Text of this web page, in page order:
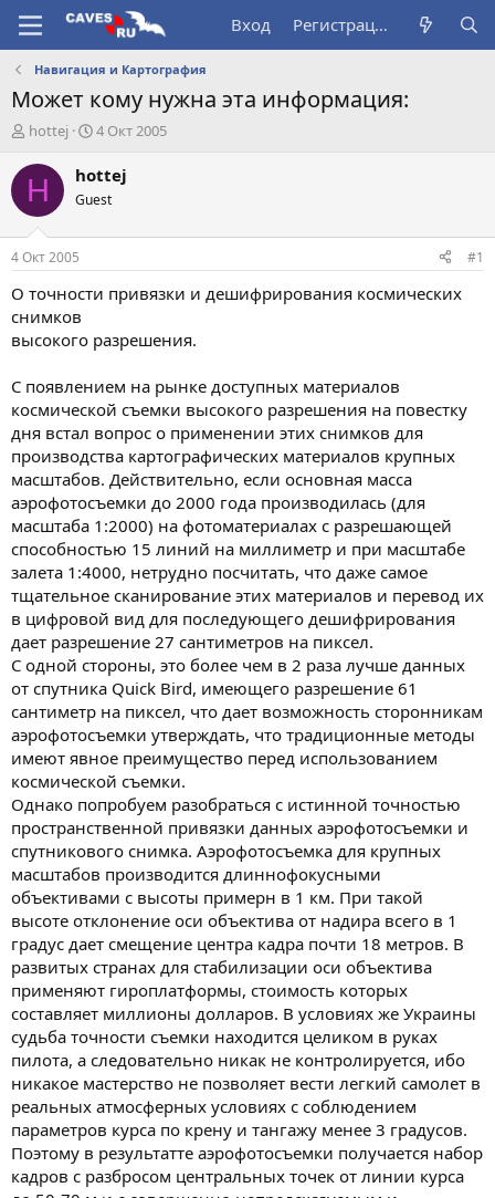
Вход Регистрация
Навигация и Картография
Может кому нужна эта информация:
А
т
о
т
е
м
ы
hottej
Д
т
н
а
л
4 Окт 2005
H hottej
Guest
4 Окт 2005 #1
О точности привязки и дешифрирования космических
снимков
высокого разрешения.
С появлением на рынке доступных материалов
космической съемки высокого разрешения на повестку
дня встал вопрос о применении этих снимков для
производства картографических материалов крупных
масштабов. Действительно, если основная масса
аэрофотосъемки до 2000 года производилась (для
масштаба 1:2000) на фотоматериалах с разрешающей
способностью 15 линий на миллиметр и при масштабе
залета 1:4000, нетрудно посчитать, что даже самое
тщательное сканирование этих материалов и перевод их
в цифровой вид для последующего дешифрирования
дает разрешение 27 сантиметров на пиксел.
С одной стороны, это более чем в 2 раза лучше данных
от спутника Quick Bird, имеющего разрешение 61
сантиметр на пиксел, что дает возможность сторонникам
аэрофотосъемки утверждать, что традиционные методы
имеют явное преимущество перед использованием
космической съемки.
Однако попробуем разобраться с истинной точностью
пространственной привязки данных аэрофотосъемки и
спутникового снимка. Аэрофотосъемка для крупных
масштабов производится длиннофокусными
объективами с высоты примерн в 1 км. При такой
высоте отклонение оси объектива от надира всего в 1
градус дает смещение центра кадра почти 18 метров. В
развитых странах для стабилизации оси объектива
применяют гироплатформы, стоимость которых
составляет миллионы долларов. В условиях же Украины
судьба точности съемки находится целиком в руках
пилота, а следовательно никак не контролируется, ибо
никакое мастерство не позволяет вести легкий самолет в
реальных атмосферных условиях с соблюдением
параметров курса по крену и тангажу менее 3 градусов.
Поэтому в результатте аэрофотосъемки получается набор
кадров с разбросом центральных точек от линии курса